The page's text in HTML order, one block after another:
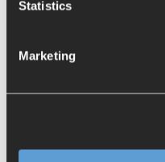
Statistics
MarketingDetaillierte
Bilds und